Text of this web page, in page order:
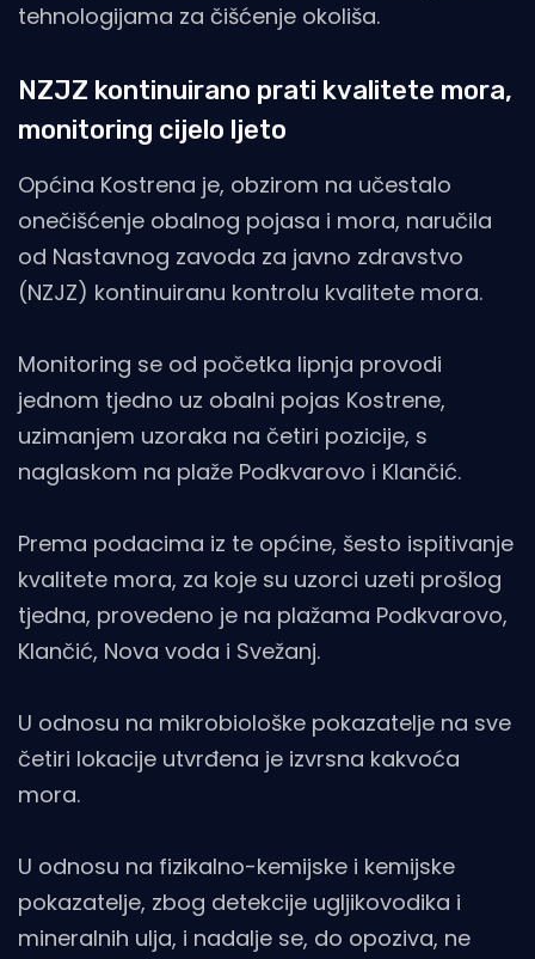
tehnologijama za čišćenje okoliša.
NZJZ kontinuirano prati kvalitete mora,
monitoring cijelo ljeto
Općina Kostrena je, obzirom na učestalo
onečišćenje obalnog pojasa i mora, naručila
od Nastavnog zavoda za javno zdravstvo
(NZJZ) kontinuiranu kontrolu kvalitete mora.
Monitoring se od početka lipnja provodi
jednom tjedno uz obalni pojas Kostrene,
uzimanjem uzoraka na četiri pozicije, s
naglaskom na plaže Podkvarovo i Klančić.
Prema podacima iz te općine, šesto ispitivanje
kvalitete mora, za koje su uzorci uzeti prošlog
tjedna, provedeno je na plažama Podkvarovo,
Klančić, Nova voda i Svežanj.
U odnosu na mikrobiološke pokazatelje na sve
četiri lokacije utvrđena je izvrsna kakvoća
mora.
U odnosu na fizikalno-kemijske i kemijske
pokazatelje, zbog detekcije ugljikovodika i
mineralnih ulja, i nadalje se, do opoziva, ne